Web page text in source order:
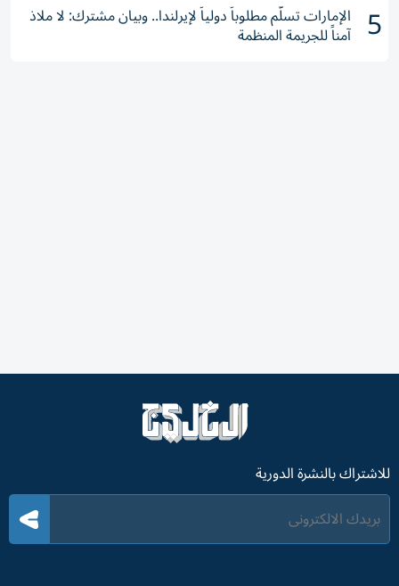
5 الإمارات تسلّم مطلوباً دولياً لإيرلندا.. وبيان مشترك: لا ملاذ
آمناً للجريمة المنظمة
للاشتراك بالنشرة الدورية